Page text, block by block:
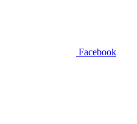
Facebook